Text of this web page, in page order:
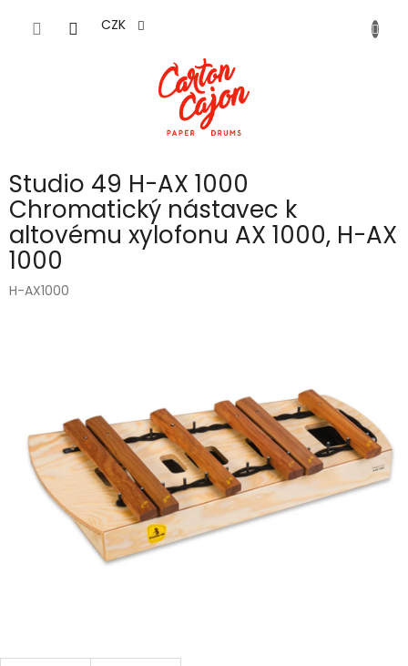
CZK
Studio 49 H-AX 1000
Chromatický nástavec k
altovému xylofonu AX 1000, H-AX
1000
H-AX1000